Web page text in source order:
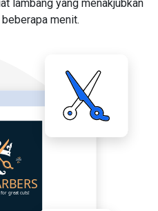
lambang yang menakjubkan
menit.